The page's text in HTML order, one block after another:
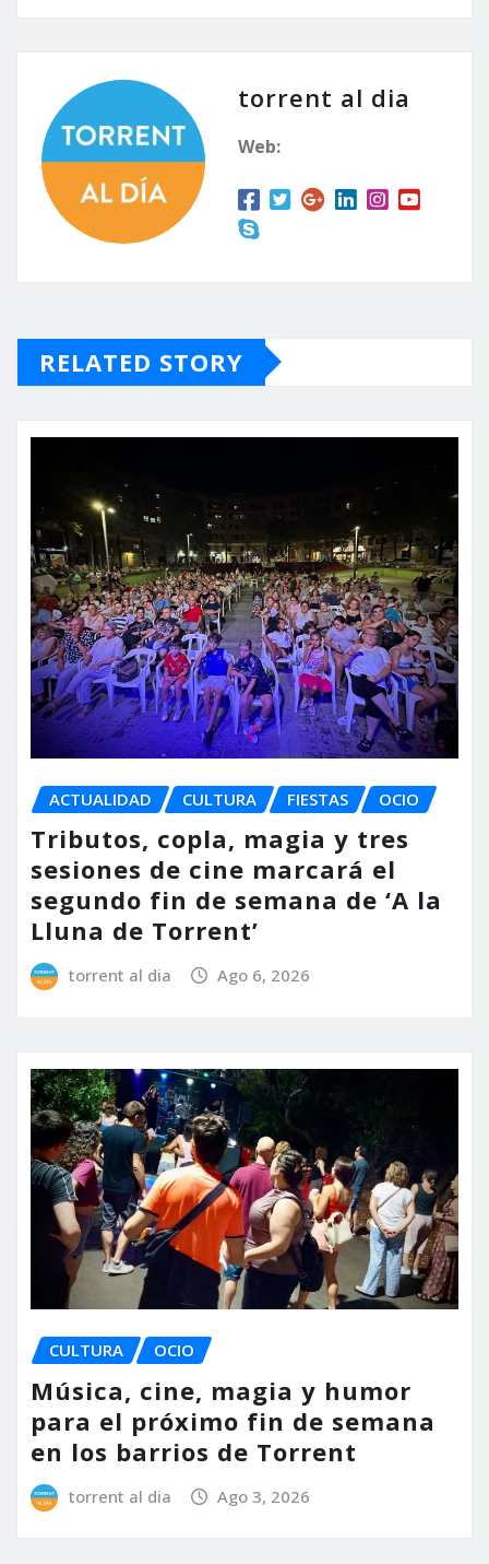
torrent al dia
Web:
RELATED STORY
ACTUALIDAD CULTURA FIESTAS OCIO
Tributos, copla, magia y tres
sesiones de cine marcará el
segundo fin de semana de ‘A la
Lluna de Torrent’
torrent al dia Ago 6, 2026
CULTURA OCIO
Música, cine, magia y humor
para el próximo fin de semana
en los barrios de Torrent
torrent al dia Ago 3, 2026